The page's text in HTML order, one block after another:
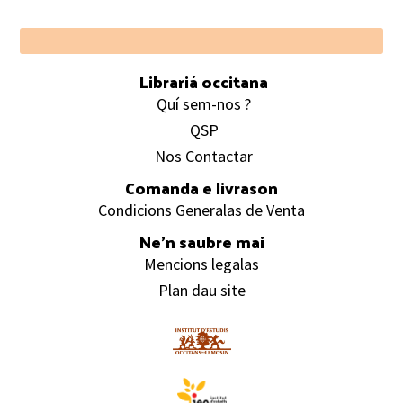
Footer
Librariá occitana
Quí sem-nos ?
QSP
Nos Contactar
Comanda e livrason
Condicions Generalas de Venta
Ne’n saubre mai
Mencions legalas
Plan dau site